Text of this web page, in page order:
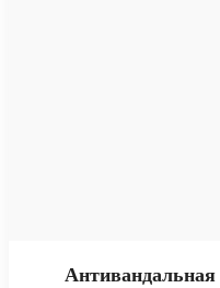
Антивандальная